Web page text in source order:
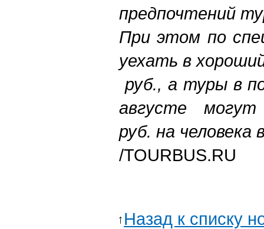
предпочтений
При этом по
уехать в
руб., а туры в
августе
руб. на человека
/TOURBUS.RU
Назад к списку